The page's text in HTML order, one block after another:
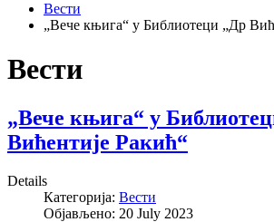
Вести
„Вече књига“ у Библиотеци „Др
Вести
„Вече књига“ у
Вићентије Ракић“
Details
Категорија: Вести
Објављено: 20 July 2023